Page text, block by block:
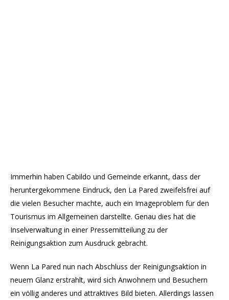
Immerhin haben Cabildo und Gemeinde erkannt, dass der
heruntergekommene Eindruck, den La Pared zweifelsfrei auf
die vielen Besucher machte, auch ein Imageproblem für den
Tourismus im Allgemeinen darstellte. Genau dies hat die
Inselverwaltung in einer Pressemitteilung zu der
Reinigungsaktion zum Ausdruck gebracht.
Wenn La Pared nun nach Abschluss der Reinigungsaktion in
neuem Glanz erstrahlt, wird sich Anwohnern und Besuchern
ein völlig anderes und attraktives Bild bieten. Allerdings lassen